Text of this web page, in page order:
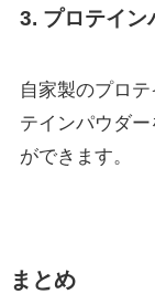
3. プロテイン
自家製のプロ
テインパウダ
ができます。
まとめ